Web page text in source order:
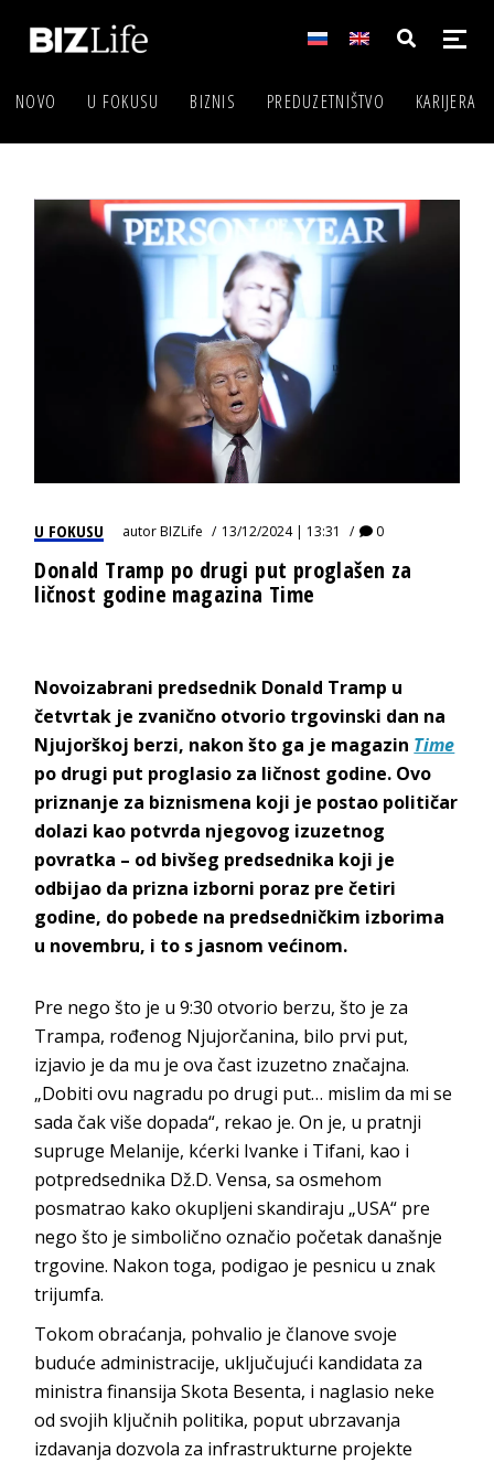
NOVO U FOKUSU BIZNIS PREDUZETNIŠTVO KARIJERA
U FOKUSU autorBIZLife 13/12/2024 | 13:31 0
Donald Tramp po drugi put proglašen za
ličnost godine magazina Time
Novoizabrani predsednik Donald Tramp u
četvrtak je zvanično otvorio trgovinski dan na
Njujorškoj berzi, nakon što ga je magazin Time
po drugi put proglasio za ličnost godine. Ovo
priznanje za biznismena koji je postao političar
dolazi kao potvrda njegovog izuzetnog
povratka – od bivšeg predsednika koji je
odbijao da prizna izborni poraz pre četiri
godine, do pobede na predsedničkim izborima
u novembru, i to s jasnom većinom.
Pre nego što je u 9:30 otvorio berzu, što je za
Trampa, rođenog Njujorčanina, bilo prvi put,
izjavio je da mu je ova čast izuzetno značajna.
„Dobiti ovu nagradu po drugi put… mislim da mi se
sada čak više dopada“, rekao je. On je, u pratnji
supruge Melanije, kćerki Ivanke i Tifani, kao i
potpredsednika Dž.D. Vensa, sa osmehom
posmatrao kako okupljeni skandiraju „USA“ pre
nego što je simbolično označio početak današnje
trgovine. Nakon toga, podigao je pesnicu u znak
trijumfa.
Tokom obraćanja, pohvalio je članove svoje
buduće administracije, uključujući kandidata za
ministra finansija Skota Besenta, i naglasio neke
od svojih ključnih politika, poput ubrzavanja
izdavanja dozvola za infrastrukturne projekte